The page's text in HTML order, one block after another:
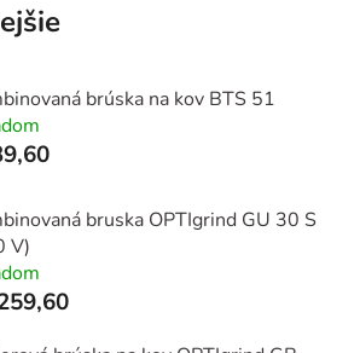
brúska na kov BTS 51
bruska OPTIgrind GU 30 S
V)